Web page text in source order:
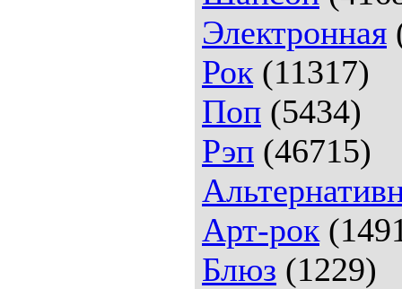
Электронная
Рок (11317)
Поп (5434)
Рэп (46715)
Арт-рок
Блюз (1229)